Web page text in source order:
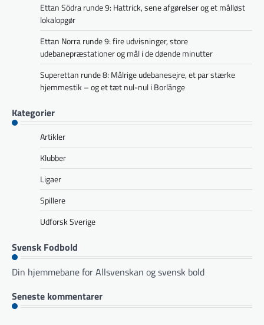
Ettan Södra runde 9: Hattrick, sene afgørelser og et målløst
lokalopgør
Ettan Norra runde 9: fire udvisninger, store
udebanepræstationer og mål i de døende minutter
Superettan runde 8: Målrige udebanesejre, et par stærke
hjemmestik – og et tæt nul-nul i Borlänge
Kategorier
Artikler
Klubber
Ligaer
Spillere
Udforsk Sverige
Svensk Fodbold
Din hjemmebane for Allsvenskan og svensk bold
Seneste kommentarer